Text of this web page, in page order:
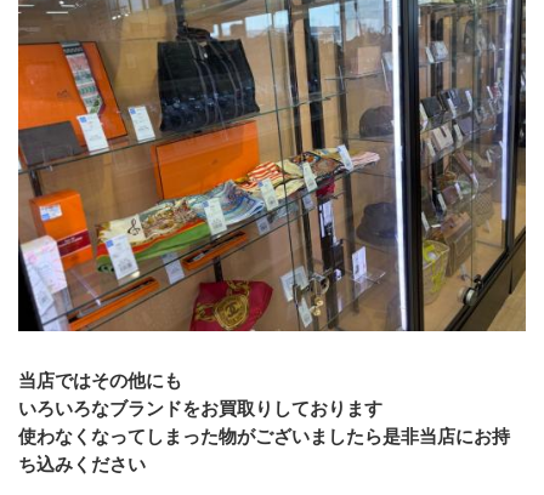
当店ではその他にも
いろいろなブランドをお買取りしております
使わなくなってしまった物がございましたら是非当店にお持
ち込みください